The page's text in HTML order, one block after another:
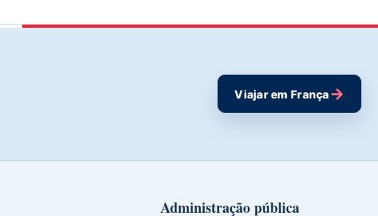
Viajar em França→
Administração pública